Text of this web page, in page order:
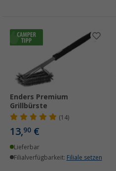
Enders Premium
Grillbürste
(14)
13,90 €
Lieferbar
Filialverfügbarkeit: Filiale setzen